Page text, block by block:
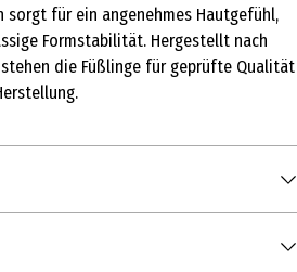
sorgt für ein angenehmes Hautgefühl,
Formstabilität. Hergestellt nach
stehen die Füßlinge für geprüfte Qualität